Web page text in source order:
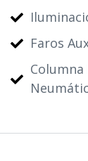
Faros
Columna